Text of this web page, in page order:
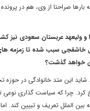
بارها صراحتا از وی، هم در
و ولیعهد عربستان سعودی نیز
خاشقجی سبب شده تا
خواهد گذشت؟
این متد خانوادگی در
کرد. چرا که سیاست گذاری نوعی
الملل تعریف و تبیین کند. اما